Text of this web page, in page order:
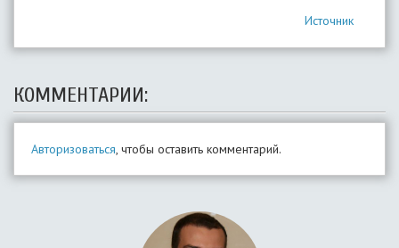
Источник
КОММЕНТАРИИ:
Авторизоваться, чтобы оставить комментарий.